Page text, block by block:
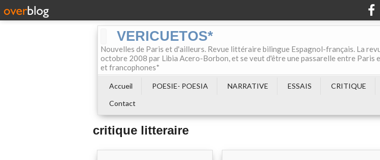
VERICUETOS*
Nouvelles de Paris et d'ailleurs. Revue littéraire bilingue Espagnol-français. La
octobre 2008 par Libia Acero-Borbon, et se veut d'être une passarelle entre Paris
et francophones*
Accueil POESIE- POESIA NARRATIVE ESSAIS CRITIQUE
Contact
critique litteraire